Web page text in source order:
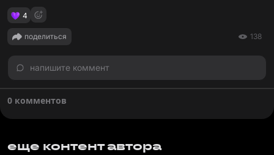
4
поделиться 138
напишите коммент
0 комментов
еще контент автора